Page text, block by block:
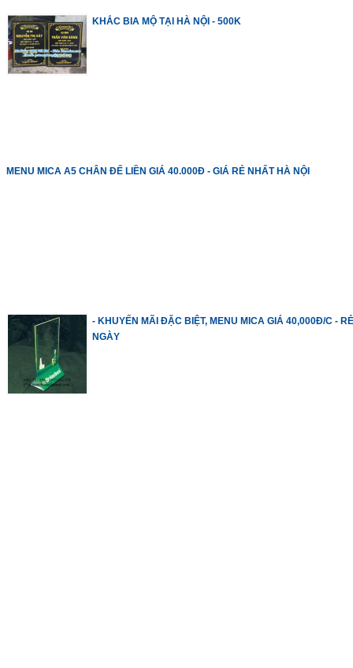
KHẮC BIA MỘ TẠI HÀ NỘI - 500K
MENU MICA A5 CHÂN ĐẾ LIỀN GIÁ 40.000Đ - GIÁ RẺ NHẤT HÀ NỘI
- KHUYẾN MÃI ĐẶC BIỆT, MENU MICA GIÁ 40,000Đ/C -
NGÀY